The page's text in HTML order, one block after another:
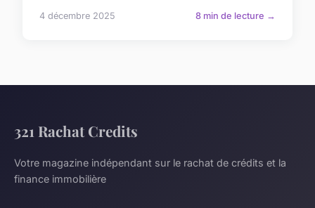
4 décembre 2025 8 min de lecture →
321 Rachat Credits
Votre magazine indépendant sur le rachat de crédits et la
finance immobilière